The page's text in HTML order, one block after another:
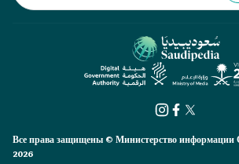
Все права защищены © Министерство информации
2026